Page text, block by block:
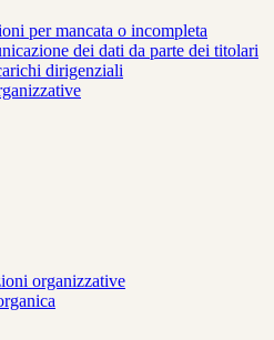
per mancata o incompleta
dei dati da parte dei titolari
dirigenziali
organizzative